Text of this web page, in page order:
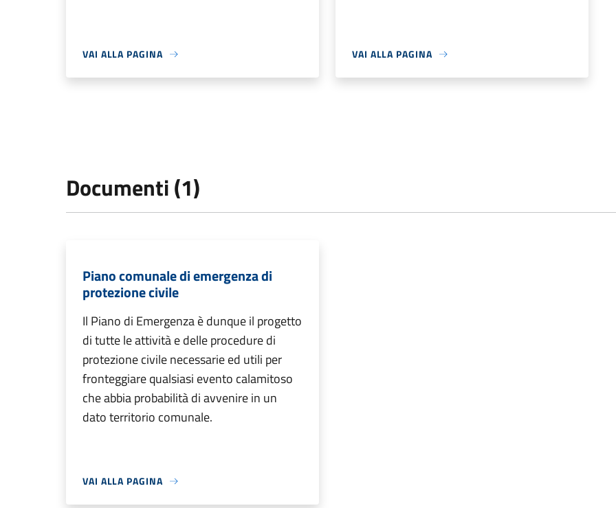
VAI ALLA PAGINA VAI ALLA PAGINA
Documenti (1)
Piano comunale di emergenza di
protezione civile
Il Piano di Emergenza è dunque il progetto
di tutte le attività e delle procedure di
protezione civile necessarie ed utili per
fronteggiare qualsiasi evento calamitoso
che abbia probabilità di avvenire in un
dato territorio comunale.
VAI ALLA PAGINA